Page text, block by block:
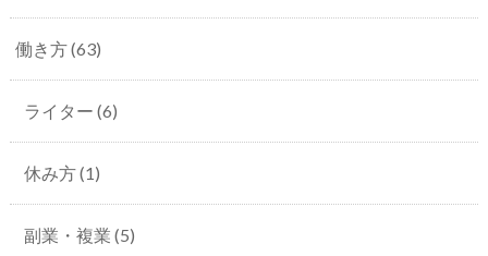
働き方(63)
ライター (6)
休み方(1)
副業・複業 (5)